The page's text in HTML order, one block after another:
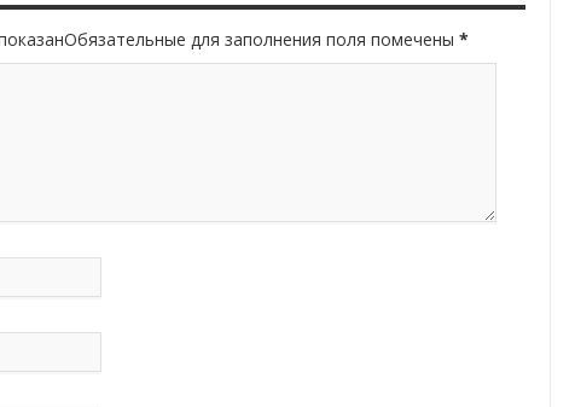
для заполнения поля помечены *